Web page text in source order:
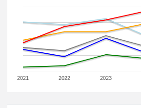
2021 2022 2023